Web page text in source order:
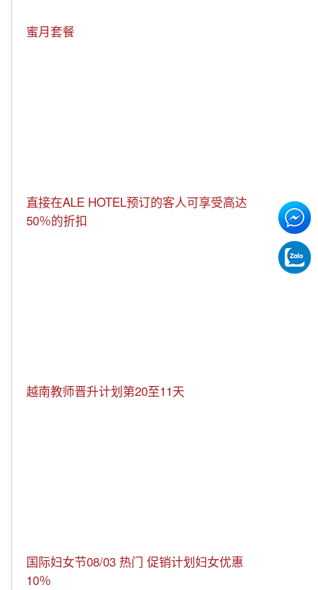
蜜月套餐
直接在ALE HOTEL预订的客人可享受高达
50％的折扣
越南教师晋升计划第20至11天
国际妇女节08/03 热门 促销计划妇女优惠
10％